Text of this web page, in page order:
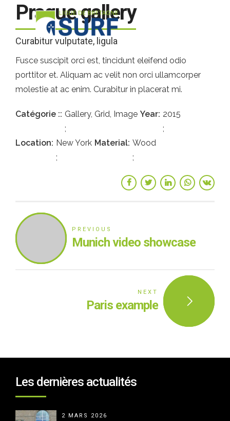
Prague gallery
Curabitur vulputate, ligula
Fusce suscipit orci est, tincidunt eleifend odio
porttitor et. Aliquam ac velit non orci ullamcorper
molestie at ac enim. Curabitur in placerat mi.
Catégorie : Gallery, Grid, Image Year 2015
Location New York Material Wood
PREVIOUS
Munich video showcase
NEXT
Paris example
Les dernières actualités
2 MARS 2026